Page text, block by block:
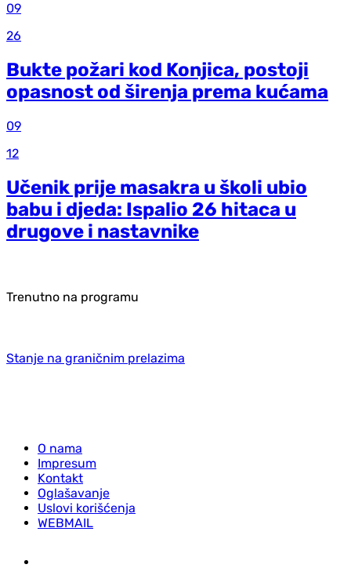
09
26
Bukte požari kod Konjica, postoji
opasnost od širenja prema kućama
09
12
Učenik prije masakra u školi ubio
babu i djeda: Ispalio 26 hitaca u
drugove i nastavnike
Trenutno na programu
Stanje na graničnim prelazima
O nama
Impresum
Kontakt
Oglašavanje
Uslovi korišćenja
WEBMAIL